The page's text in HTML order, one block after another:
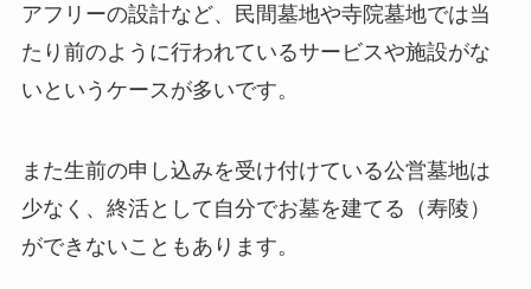
アフリーの設計など、民間墓地や寺院墓地では当
たり前のように行われているサービスや施設がな
いというケースが多いです。
また生前の申し込みを受け付けている公営墓地は
少なく、終活として自分でお墓を建てる（寿陵）
ができないこともあります。